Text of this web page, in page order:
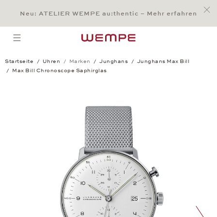
Main Content
Main Menu
Search
Footer
Neu: ATELIER WEMPE au:thentic – Mehr erfahren
open menu
Startseite Uhren Marken Junghans
Junghans Max Bill
Max Bill Chronoscope Saphirglas